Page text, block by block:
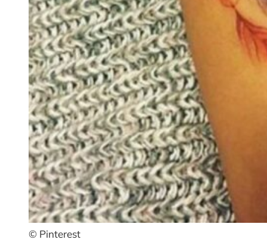
© Pinterest